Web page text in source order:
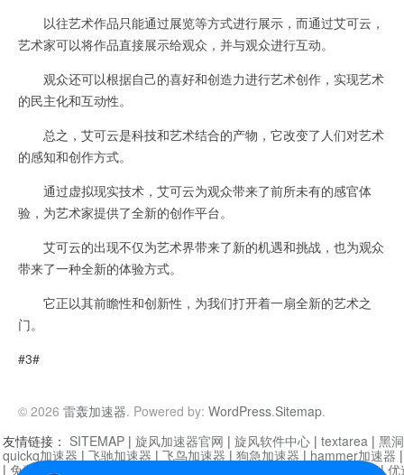
以往艺术作品只能通过展览等方式进行展示，而通过艾可云，
艺术家可以将作品直接展示给观众，并与观众进行互动。
观众还可以根据自己的喜好和创造力进行艺术创作，实现艺术
的民主化和互动性。
总之，艾可云是科技和艺术结合的产物，它改变了人们对艺术
的感知和创作方式。
通过虚拟现实技术，艾可云为观众带来了前所未有的感官体
验，为艺术家提供了全新的创作平台。
艾可云的出现不仅为艺术界带来了新的机遇和挑战，也为观众
带来了一种全新的体验方式。
它正以其前瞻性和创新性，为我们打开着一扇全新的艺术之
门。
#3#
© 2026 雷轰加速器. Powered by: WordPress.Sitemap.
友情链接： SITEMAP | 旋风加速器官网 | 旋风软件中心 | textarea | 黑
quickq加速器 | 飞驰加速器 | 飞鸟加速器 | 狗急加速器 | hammer加速器
| 免费vqn加速外网 迷雾通|优